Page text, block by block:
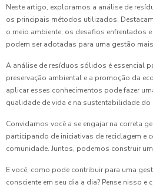
Neste artigo, exploramos a análise de
os principais métodos utilizados.
o meio ambiente, os desafios enfrentados
podem ser adotadas para uma gestão
A análise de resíduos sólidos é essencial
preservação ambiental e a promoção da
aplicar esses conhecimentos pode fazer
qualidade de vida e na sustentabilidade
Convidamos você a se engajar na correta
participando de iniciativas de reciclagem e
comunidade. Juntos, podemos construir
E você, como pode contribuir para uma
consciente em seu dia a dia? Pense nisso e